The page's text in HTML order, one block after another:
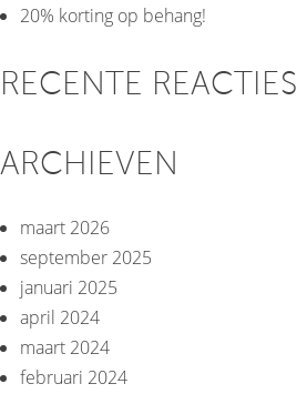
20% korting op behang!
RECENTE REACTIES
ARCHIEVEN
maart 2026
september 2025
januari 2025
april 2024
maart 2024
februari 2024